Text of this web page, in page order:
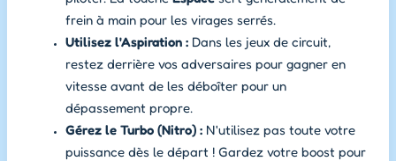
frein à main pour les virages serrés.
Utilisez l'Aspiration : Dans les jeux de circuit,
restez derrière vos adversaires pour gagner en
vitesse avant de les déboîter pour un
dépassement propre.
Gérez le Turbo (Nitro) : N'utilisez pas toute votre
puissance dès le départ ! Gardez votre boost pour